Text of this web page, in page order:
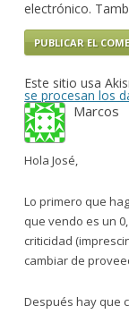
electrónico.
Este sitio usa
se procesan los
Marcos
Hola José,
Lo primero que
que vendo es un
criticidad
cambiar de
Después hay que